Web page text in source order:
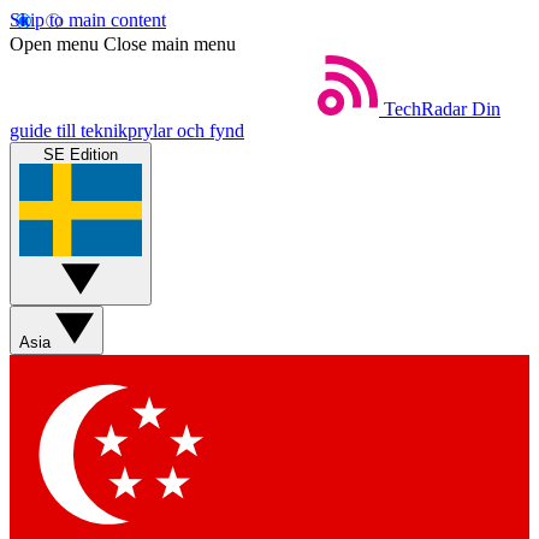
Skip to main content
Open menu Close main menu
TechRadar Din
guide till teknikprylar och fynd
SE Edition
Asia